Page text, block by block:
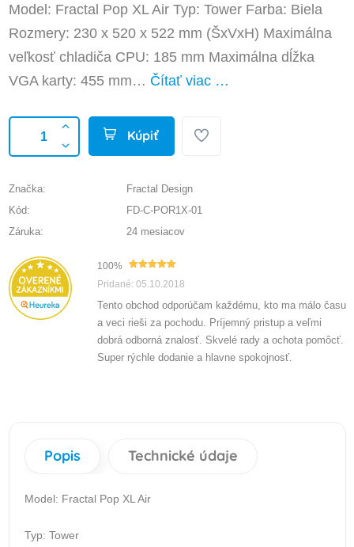
Model: Fractal Pop XL Air Typ: Tower Farba: Biela
Rozmery: 230 x 520 x 522 mm (ŠxVxH) Maximálna
veľkosť chladiča CPU: 185 mm Maximálna dĺžka
VGA karty: 455 mm… Čítať viac …
Kúpiť
Značka:
Fractal Design
Kód:
FD-C-POR1X-01
Záruka:
24 mesiacov
100%
Pridané: 05.10.2018
Tento obchod odporúčam každému, kto ma málo času
a veci rieši za pochodu. Príjemný pristup a veľmi
dobrá odborná znalosť. Skvelé rady a ochota pomôcť.
Super rýchle dodanie a hlavne spokojnosť.
Popis Technické údaje
Model: Fractal Pop XL Air
Typ: Tower